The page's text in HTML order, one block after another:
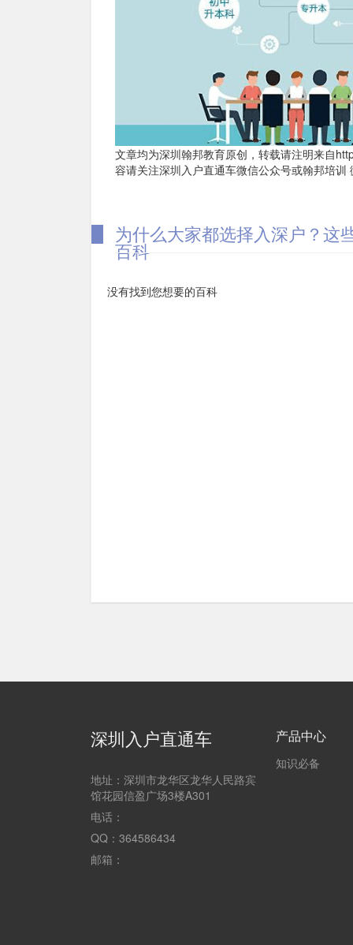
文章均为深圳翰邦教育原创，转载请注明来自
容请关注深圳入户直通车微信公众号或翰邦培训
为什么大家都选择入深户？这
百科
没有找到您想要的百科
深圳入户直通车
地址：深圳市龙华区龙华人民路宾
馆花园信盈广场3楼A301
电话：
QQ：364586434
邮箱：
产品中心
知识必备